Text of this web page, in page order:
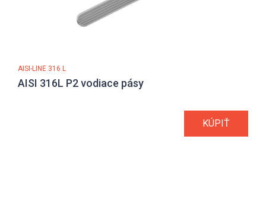
AISI-LINE 316 L
AISI 316L P2 vodiace pásy
KÚPIŤ